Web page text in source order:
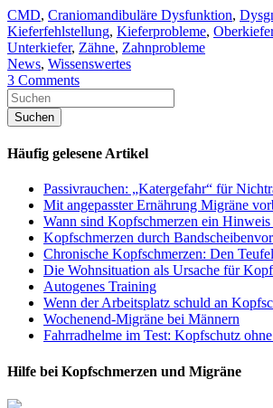
CMD, Craniomandibuläre Dysfunktion,
Kieferfehlstellung, Kieferprobleme, Oberkiefer
Unterkiefer, Zähne, Zahnprobleme
News, Wissenswertes
3 Comments
Häufig gelesene Artikel
Passivrauchen: „Katergefahr“ für
Mit angepasster Ernährung Migräne
Wann sind Kopfschmerzen ein
Kopfschmerzen durch
Chronische Kopfschmerzen: Den
Die Wohnsituation als Ursache für
Autogenes Training
Wenn der Arbeitsplatz schuld an
Wochenend-Migräne bei Männern
Fahrradhelme im Test: Kopfschutz
Hilfe bei Kopfschmerzen und Migräne